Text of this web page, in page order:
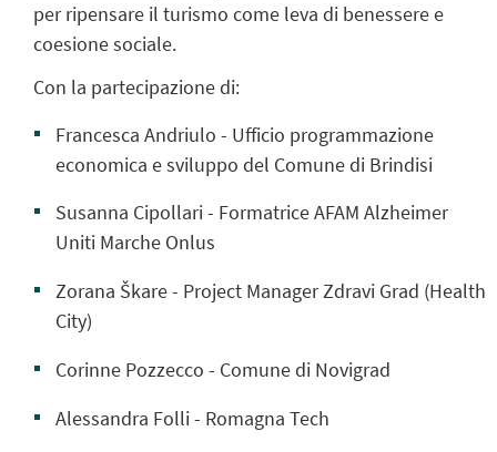
per ripensare il turismo come leva di benessere e
coesione sociale.
Con la partecipazione di:
Francesca Andriulo - Ufficio programmazione
economica e sviluppo del Comune di Brindisi
Susanna Cipollari - Formatrice AFAM Alzheimer
Uniti Marche Onlus
Zorana Škare - Project Manager Zdravi Grad (Health
City)
Corinne Pozzecco - Comune di Novigrad
Alessandra Folli - Romagna Tech